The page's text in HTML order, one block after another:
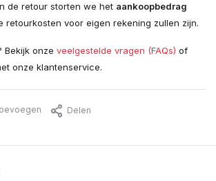
de retour storten we het aankoopbedrag
retourkosten voor eigen rekening zullen zijn.
Bekijk onze veelgestelde vragen (FAQs) of
onze klantenservice.
Delen